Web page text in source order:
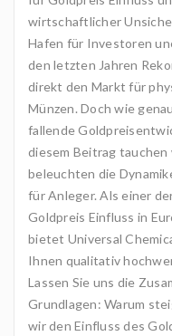
wirtschaftlicher
Hafen für Investoren
den letzten Jahren
direkt den Markt für
Münzen. Doch wie
fallende
diesem Beitrag
beleuchten die
für Anleger. Als einer
Goldpreis Einfluss in
bietet Universal
Ihnen qualitativ
Lassen Sie uns die
Grundlagen: Warum
wir den Einfluss des